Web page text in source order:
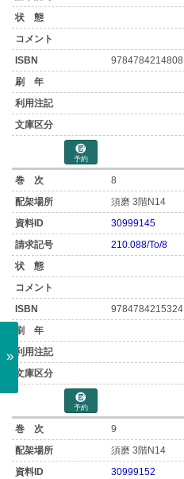
»
9784784214808
予約
8
須磨 3階N14
30999145
210.088/To/8
9784784215324
予約
9
須磨 3階N14
30999152